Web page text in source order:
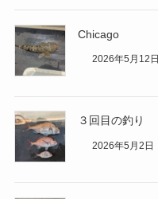
Chicago
2026年5月12日
３回目の釣り
2026年5月2日